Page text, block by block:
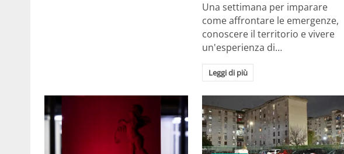
Una settimana per imparare
come affrontare le emergenze,
conoscere il territorio e vivere
un'esperienza di…
Leggi di più